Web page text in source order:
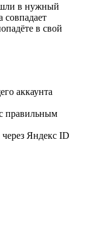
в нужный
совпадает
в свой
аккаунта
правильным
Яндекс ID